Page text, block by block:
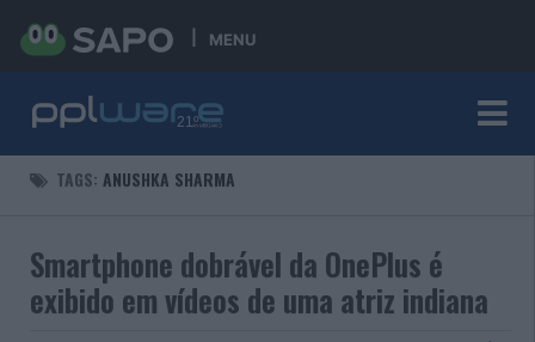
MENU
TAGS: ANUSHKA SHARMA
Smartphone dobrável da OnePlus é
exibido em vídeos de uma atriz indiana